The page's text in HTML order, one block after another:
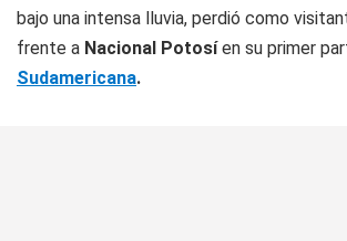
bajo una intensa lluvia, perdió como
frente a Nacional Potosíen su primer
Sudamericana.